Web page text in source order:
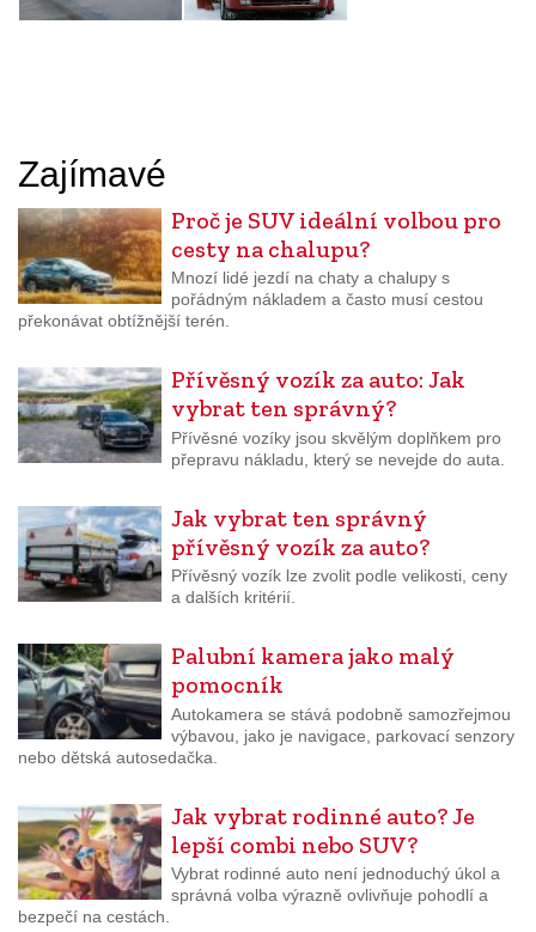
Zajímavé
Proč je SUV ideální volbou pro
cesty na chalupu?
Mnozí lidé jezdí na chaty a chalupy s
pořádným nákladem a často musí cestou
překonávat obtížnější terén.
Přívěsný vozík za auto: Jak
vybrat ten správný?
Přívěsné vozíky jsou skvělým doplňkem pro
přepravu nákladu, který se nevejde do auta.
Jak vybrat ten správný
přívěsný vozík za auto?
Přívěsný vozík lze zvolit podle velikosti, ceny
a dalších kritérií.
Palubní kamera jako malý
pomocník
Autokamera se stává podobně samozřejmou
výbavou, jako je navigace, parkovací senzory
nebo dětská autosedačka.
Jak vybrat rodinné auto? Je
lepší combi nebo SUV?
Vybrat rodinné auto není jednoduchý úkol a
správná volba výrazně ovlivňuje pohodlí a
bezpečí na cestách.